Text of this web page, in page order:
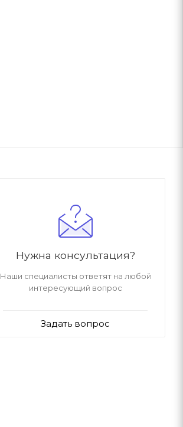
Нужна консультация?
Наши специалисты ответят на любой
интересующий вопрос
Задать вопрос